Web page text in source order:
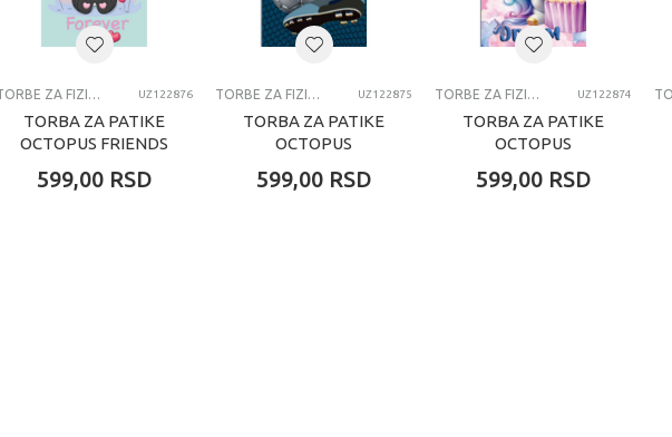
TORBE ZA FIZICKO
TORBE ZA FIZIČKO UZ122876
TORBA ZA PATIKE
OCTOPUS FRIENDS
599,00 RSD
TORBE ZA FIZIČKO UZ122875
TORBA ZA PATIKE
OCTOPUS
GAME
599,00 RSD
TORBE ZA FIZIČKO UZ122874
TORBA ZA PATIKE
OCTOPUS
599,00 RSD